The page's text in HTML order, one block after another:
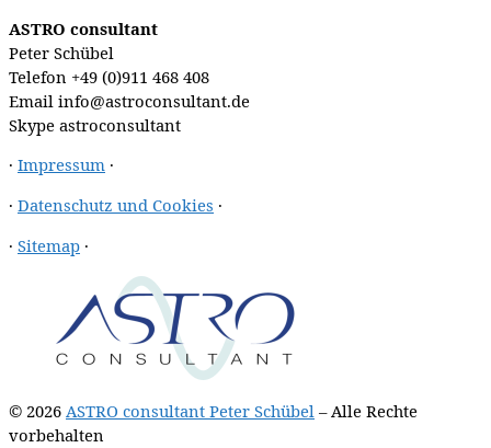
ASTRO consultant
Peter Schübel
Telefon +49 (0)911 468 408
Email info@astroconsultant.de
Skype astroconsultant
· Impressum ·
· Datenschutz und Cookies ·
· Sitemap ·
© 2026 ASTRO consultant Peter Schübel – Alle Rechte
vorbehalten